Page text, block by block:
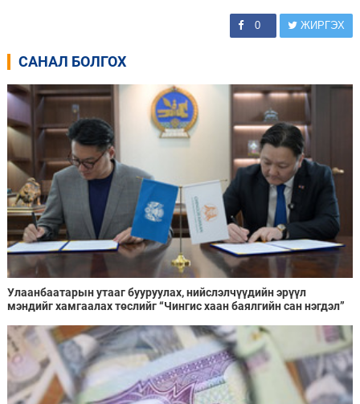
0 ЖИРГЭХ
САНАЛ БОЛГОХ
Улаанбаатарын утааг бууруулах, нийслэлчүүдийн эрүүл
мэндийг хамгаалах төслийг “Чингис хаан баялгийн сан нэгдэл”